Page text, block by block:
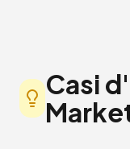
Casi